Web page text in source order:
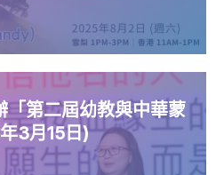
「第二屆幼教與中華蒙
3月15日)